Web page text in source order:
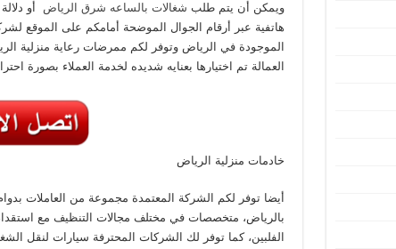
ويمكن أن يتم طلب شغالات بالساعه شرق الرياض
أو
هاتفية عبر أرقام الجوال الموضحة أمامكم على الموقع
الموجودة في الرياض وتوفر لكم ممرضات رعاية منزلية
العمالة تم اختيارها بعنايه شديده لخدمة العملاء بصورة
خادمات منزلية الرياض
أيضا توفر لكم الشركة المعتمدة مجموعة من العاملات
بالرياض، متخصصات في مختلف مجالات التنظيف مع
الفلبين، كما توفر لك الشركات المحترفة سيارات لنقل